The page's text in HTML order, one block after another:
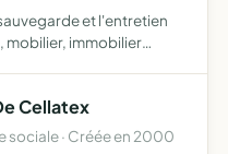
et l'entretien
mobilier, immobilier
Cellatex
sociale · Créée en 2000